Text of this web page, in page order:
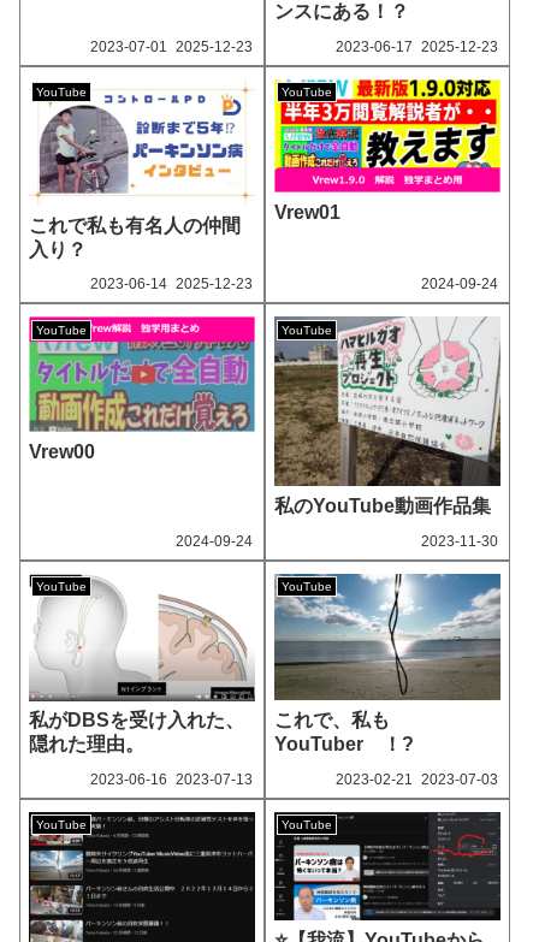
2023‐07-01 2025‐12-23
ンスにある！？
2023‐06-17 2025‐12-23
YouTube
これで私も有名人の仲間
入り？
2023‐06-14 2025‐12-23
YouTube
Vrew01
2024‐09-24
YouTube
Vrew00
2024‐09-24
YouTube
私のYouTube動画作品集
2023‐11-30
YouTube
私がDBSを受け入れた、
隠れた理由。
2023‐06-16 2023‐07-13
YouTube
これで、私も
YouTuber ！?
2023‐02-21 2023‐07-03
YouTube YouTube